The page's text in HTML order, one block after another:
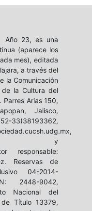
23, es una
(aparece los
mes), editada
a través del
la Comunicación
de la Cultura del
Parres Arias 150,
Jalisco,
y
responsable:
Reservas de
04-2014-
2448-9042,
Nacional del
Título 13379,